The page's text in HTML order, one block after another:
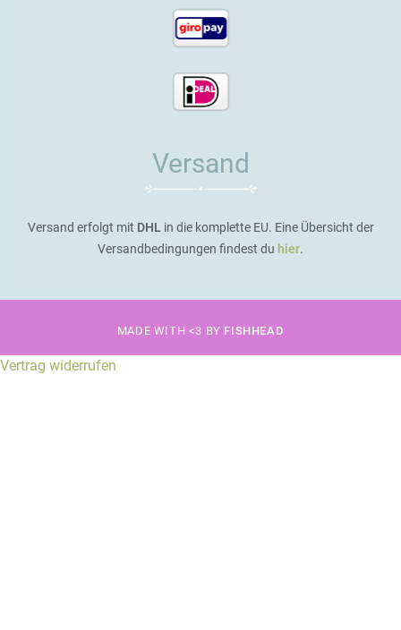
Versand
Versand erfolgt mit DHLin die komplette EU. Eine Übersicht der
Versandbedingungen findest du hier.
MADE WITH <3 BY FISHHEAD
Vertrag widerrufen